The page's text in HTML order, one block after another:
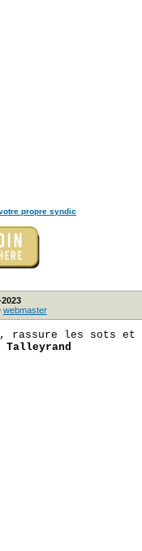
propre syndic
webmaster
rassure les sots et
Talleyrand